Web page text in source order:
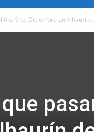
6 al 9 de Diciembre en Alhaurín...